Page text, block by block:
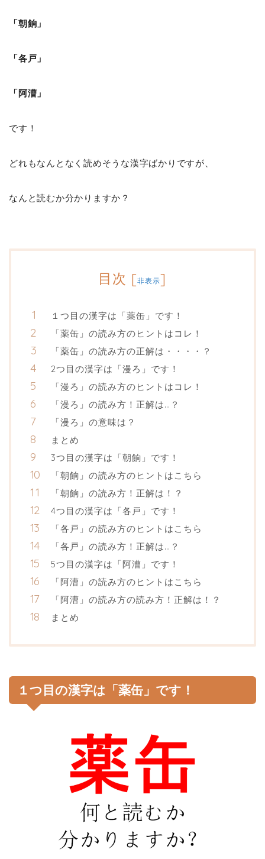
「朝餉」
「各戸」
「阿漕」
です！
どれもなんとなく読めそうな漢字ばかりですが、
なんと読むか分かりますか？
目次 [非表示]
１つ目の漢字は「薬缶」です！
「薬缶」の読み方のヒントはコレ！
「薬缶」の読み方の正解は・・・・？
2つ目の漢字は「漫ろ」です！
「漫ろ」の読み方のヒントはコレ！
「漫ろ」の読み方！正解は…？
「漫ろ」の意味は？
まとめ
3つ目の漢字は「朝餉」です！
「朝餉」の読み方のヒントはこちら
「朝餉」の読み方！正解は！？
4つ目の漢字は「各戸」です！
「各戸」の読み方のヒントはこちら
「各戸」の読み方！正解は…？
5つ目の漢字は「阿漕」です！
「阿漕」の読み方のヒントはこちら
「阿漕」の読み方の読み方！正解は！？
まとめ
１つ目の漢字は「薬缶」です！